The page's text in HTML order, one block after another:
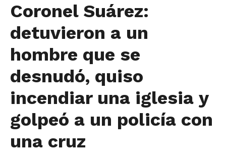
Coronel Suárez:
detuvieron a un
hombre que se
desnudó, quiso
incendiar una iglesia y
golpeó a un policía con
una cruz